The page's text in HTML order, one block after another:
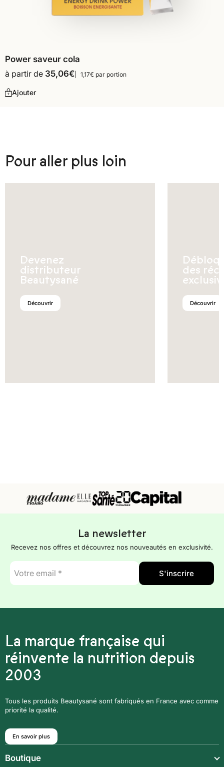
Power saveur cola
à partir de 35,06€ 1,17€ par portion
Ajouter
Pour aller plus loin
Devenez
distributeur
Beautysané
Découvrir
des
Découvrir
La newsletter
Recevez nos offres et découvrez nos nouveautés en exclusivité.
E-
mail
*
S'inscrire
La marque française qui
réinvente la nutrition depuis
2003
Tous les produits Beautysané sont fabriqués en France avec comme
priorité la qualité.
En savoir plus
Boutique